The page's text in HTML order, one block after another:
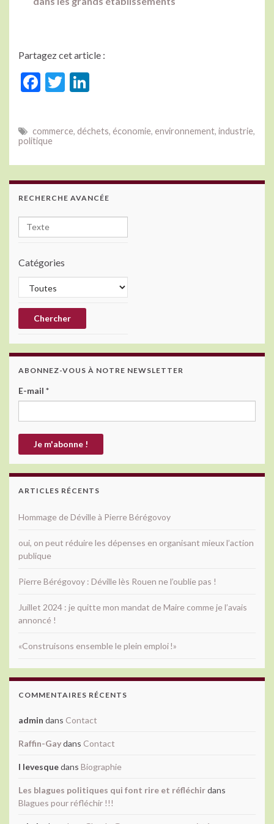
Partagez cet article :
F
b
o
o
k
T
itt
er
ke
dI
n
commerce, déchets, économie, environnement, industrie,
politique
RECHERCHE AVANCÉE
Catégories
ABONNEZ-VOUS À NOTRE NEWSLETTER
E-mail *
ARTICLES RÉCENTS
Hommage de Déville à Pierre Bérégovoy
oui, on peut réduire les dépenses en organisant mieux l’action
publique
Pierre Bérégovoy : Déville lès Rouen ne l’oublie pas !
Juillet 2024 : je quitte mon mandat de Maire comme je l’avais
annoncé !
«Construisons ensemble le plein emploi !»
COMMENTAIRES RÉCENTS
admin dans Contact
Raffin-Gaydans Contact
l levesquedans Biographie
Les blagues politiques qui font rire et réfléchirdans
Blagues pour réfléchir !!!